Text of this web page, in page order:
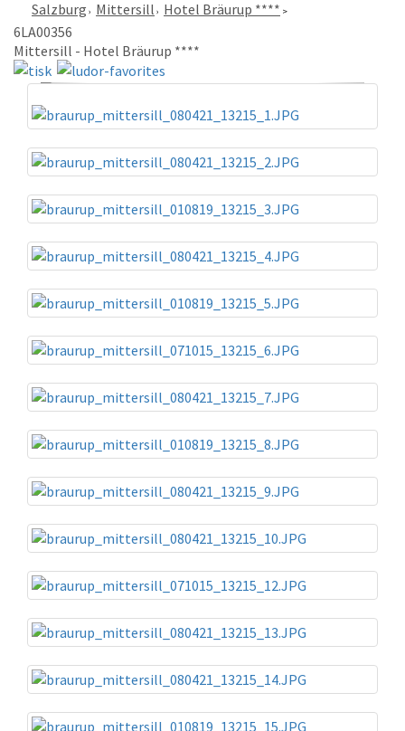
Salzburg Mittersill Hotel Bräurup ****
6LA00356
Mittersill - Hotel Bräurup ****